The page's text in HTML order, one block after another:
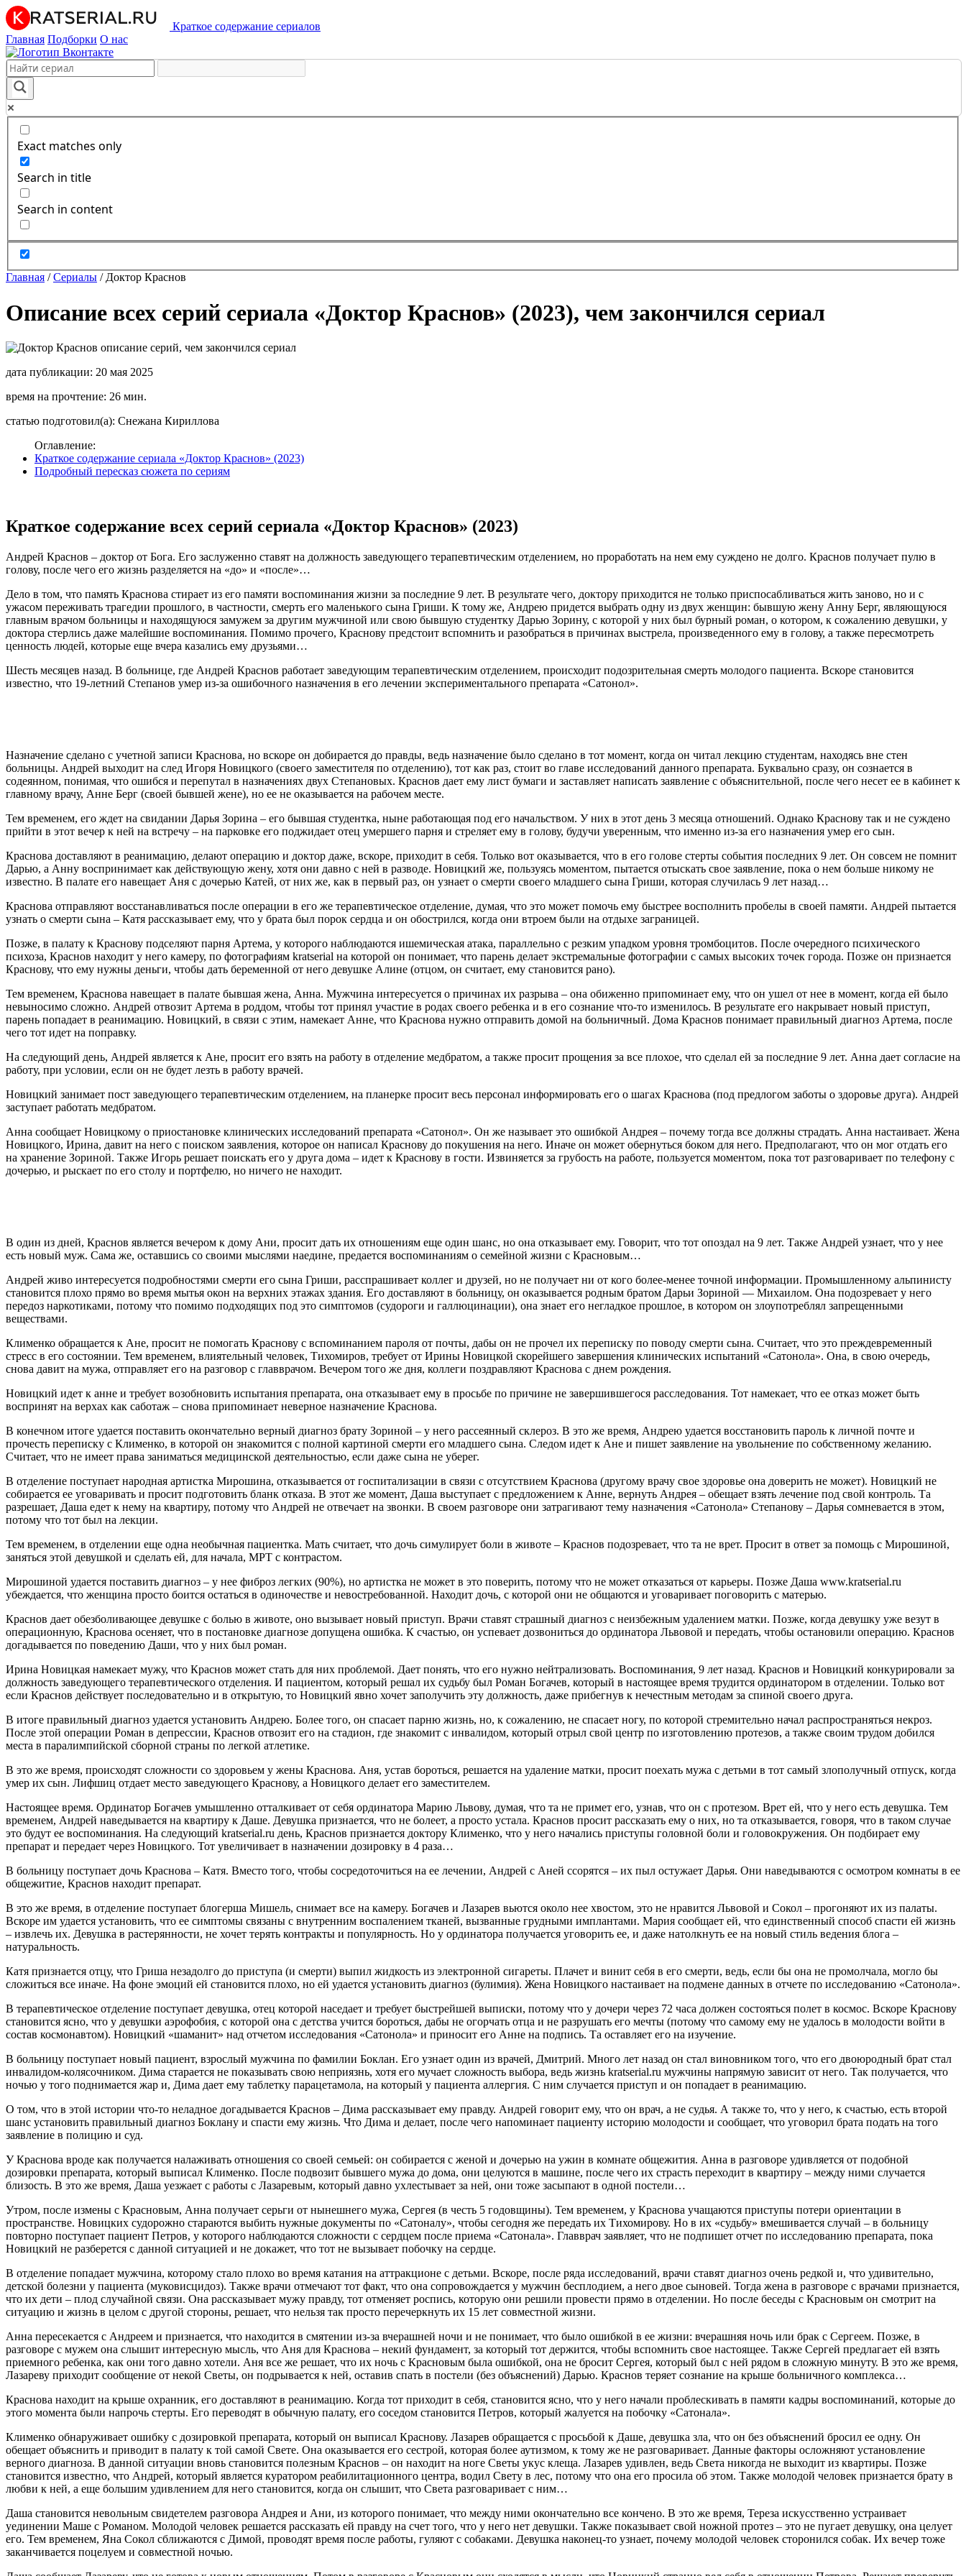
Краткое содержание сериалов
Главная Подборки О нас
Exact matches only
Search in title
Search in content
Главная /Сериалы / Доктор Краснов
Описание всех серий сериала «Доктор Краснов» (2023), чем закончился сериал
дата публикации: 20 мая 2025
время на прочтение: 26 мин.
статью подготовил(а): Снежана Кириллова
Оглавление:
Краткое содержание сериала «Доктор Краснов» (2023)
Подробный пересказ сюжета по сериям
Краткое содержание всех серий сериала «Доктор Краснов» (2023)
Андрей Краснов – доктор от Бога. Его заслуженно ставят на должность заведующего терапевтическим отделением, но проработать на нем ему суждено не долго. Краснов получает пулю в
голову, после чего его жизнь разделяется на «до» и «после»…
Дело в том, что память Краснова стирает из его памяти воспоминания жизни за последние 9 лет. В результате чего, доктору приходится не только приспосабливаться жить заново, но и с
ужасом переживать трагедии прошлого, в частности, смерть его маленького сына Гриши. К тому же, Андрею придется выбрать одну из двух женщин: бывшую жену Анну Берг, являющуюся
главным врачом больницы и находящуюся замужем за другим мужчиной или свою бывшую студентку Дарью Зорину, с которой у них был бурный роман, о котором, к сожалению девушки, у
доктора стерлись даже малейшие воспоминания. Помимо прочего, Краснову предстоит вспомнить и разобраться в причинах выстрела, произведенного ему в голову, а также пересмотреть
ценность людей, которые еще вчера казались ему друзьями…
Шесть месяцев назад. В больнице, где Андрей Краснов работает заведующим терапевтическим отделением, происходит подозрительная смерть молодого пациента. Вскоре становится
известно, что 19-летний Степанов умер из-за ошибочного назначения в его лечении экспериментального препарата «Сатонол».
Назначение сделано с учетной записи Краснова, но вскоре он добирается до правды, ведь назначение было сделано в тот момент, когда он читал лекцию студентам, находясь вне стен
больницы. Андрей выходит на след Игоря Новицкого (своего заместителя по отделению), тот как раз, стоит во главе исследований данного препарата. Буквально сразу, он сознается в
содеянном, понимая, что ошибся и перепутал в назначениях двух Степановых. Краснов дает ему лист бумаги и заставляет написать заявление с объяснительной, после чего несет ее в кабинет к
главному врачу, Анне Берг (своей бывшей жене), но ее не оказывается на рабочем месте.
Тем временем, его ждет на свидании Дарья Зорина – его бывшая студентка, ныне работающая под его начальством. У них в этот день 3 месяца отношений. Однако Краснову так и не суждено
прийти в этот вечер к ней на встречу – на парковке его поджидает отец умершего парня и стреляет ему в голову, будучи уверенным, что именно из-за его назначения умер его сын.
Краснова доставляют в реанимацию, делают операцию и доктор даже, вскоре, приходит в себя. Только вот оказывается, что в его голове стерты события последних 9 лет. Он совсем не помнит
Дарью, а Анну воспринимает как действующую жену, хотя они давно с ней в разводе. Новицкий же, пользуясь моментом, пытается отыскать свое заявление, пока о нем больше никому не
известно. В палате его навещает Аня с дочерью Катей, от них же, как в первый раз, он узнает о смерти своего младшего сына Гриши, которая случилась 9 лет назад…
Краснова отправляют восстанавливаться после операции в его же терапевтическое отделение, думая, что это может помочь ему быстрее восполнить пробелы в своей памяти. Андрей пытается
узнать о смерти сына – Катя рассказывает ему, что у брата был порок сердца и он обострился, когда они втроем были на отдыхе заграницей.
Позже, в палату к Краснову подселяют парня Артема, у которого наблюдаются ишемическая атака, параллельно с резким упадком уровня тромбоцитов. После очередного психического
психоза, Краснов находит у него камеру, по фотографиям kratserial на которой он понимает, что парень делает экстремальные фотографии с самых высоких точек города. Позже он признается
Краснову, что ему нужны деньги, чтобы дать беременной от него девушке Алине (отцом, он считает, ему становится рано).
Тем временем, Краснова навещает в палате бывшая жена, Анна. Мужчина интересуется о причинах их разрыва – она обиженно припоминает ему, что он ушел от нее в момент, когда ей было
невыносимо сложно. Андрей отвозит Артема в роддом, чтобы тот принял участие в родах своего ребенка и в его сознание что-то изменилось. В результате его накрывает новый приступ,
парень попадает в реанимацию. Новицкий, в связи с этим, намекает Анне, что Краснова нужно отправить домой на больничный. Дома Краснов понимает правильный диагноз Артема, после
чего тот идет на поправку.
На следующий день, Андрей является к Ане, просит его взять на работу в отделение медбратом, а также просит прощения за все плохое, что сделал ей за последние 9 лет. Анна дает согласие на
работу, при условии, если он не будет лезть в работу врачей.
Новицкий занимает пост заведующего терапевтическим отделением, на планерке просит весь персонал информировать его о шагах Краснова (под предлогом заботы о здоровье друга). Андрей
заступает работать медбратом.
Анна сообщает Новицкому о приостановке клинических исследований препарата «Сатонол». Он же называет это ошибкой Андрея – почему тогда все должны страдать. Анна настаивает. Жена
Новицкого, Ирина, давит на него с поиском заявления, которое он написал Краснову до покушения на него. Иначе он может обернуться боком для него. Предполагают, что он мог отдать его
на хранение Зориной. Также Игорь решает поискать его у друга дома – идет к Краснову в гости. Извиняется за грубость на работе, пользуется моментом, пока тот разговаривает по телефону с
дочерью, и рыскает по его столу и портфелю, но ничего не находит.
В один из дней, Краснов является вечером к дому Ани, просит дать их отношениям еще один шанс, но она отказывает ему. Говорит, что тот опоздал на 9 лет. Также Андрей узнает, что у нее
есть новый муж. Сама же, оставшись со своими мыслями наедине, предается воспоминаниям о семейной жизни с Красновым…
Андрей живо интересуется подробностями смерти его сына Гриши, расспрашивает коллег и друзей, но не получает ни от кого более-менее точной информации. Промышленному альпинисту
становится плохо прямо во время мытья окон на верхних этажах здания. Его доставляют в больницу, он оказывается родным братом Дарьи Зориной — Михаилом. Она подозревает у него
передоз наркотиками, потому что помимо подходящих под это симптомов (судороги и галлюцинации), она знает его негладкое прошлое, в котором он злоупотреблял запрещенными
веществами.
Клименко обращается к Ане, просит не помогать Краснову с вспоминанием пароля от почты, дабы он не прочел их переписку по поводу смерти сына. Считает, что это преждевременный
стресс в его состоянии. Тем временем, влиятельный человек, Тихомиров, требует от Ирины Новицкой скорейшего завершения клинических испытаний «Сатонола». Она, в свою очередь,
снова давит на мужа, отправляет его на разговор с главврачом. Вечером того же дня, коллеги поздравляют Краснова с днем рождения.
Новицкий идет к анне и требует возобновить испытания препарата, она отказывает ему в просьбе по причине не завершившегося расследования. Тот намекает, что ее отказ может быть
воспринят на верхах как саботаж – снова припоминает неверное назначение Краснова.
В конечном итоге удается поставить окончательно верный диагноз брату Зориной – у него рассеянный склероз. В это же время, Андрею удается восстановить пароль к личной почте и
прочесть переписку с Клименко, в которой он знакомится с полной картиной смерти его младшего сына. Следом идет к Ане и пишет заявление на увольнение по собственному желанию.
Считает, что не имеет права заниматься медицинской деятельностью, если даже сына не уберег.
В отделение поступает народная артистка Мирошина, отказывается от госпитализации в связи с отсутствием Краснова (другому врачу свое здоровье она доверить не может). Новицкий не
собирается ее уговаривать и просит подготовить бланк отказа. В этот же момент, Даша выступает с предложением к Анне, вернуть Андрея – обещает взять лечение под свой контроль. Та
разрешает, Даша едет к нему на квартиру, потому что Андрей не отвечает на звонки. В своем разговоре они затрагивают тему назначения «Сатонола» Степанову – Дарья сомневается в этом,
потому что тот был на лекции.
Тем временем, в отделении еще одна необычная пациентка. Мать считает, что дочь симулирует боли в животе – Краснов подозревает, что та не врет. Просит в ответ за помощь с Мирошиной,
заняться этой девушкой и сделать ей, для начала, МРТ с контрастом.
Мирошиной удается поставить диагноз – у нее фиброз легких (90%), но артистка не может в это поверить, потому что не может отказаться от карьеры. Позже Даша www.kratserial.ru
убеждается, что женщина просто боится остаться в одиночестве и невостребованной. Находит дочь, с которой они не общаются и уговаривает поговорить с матерью.
Краснов дает обезболивающее девушке с болью в животе, оно вызывает новый приступ. Врачи ставят страшный диагноз с неизбежным удалением матки. Позже, когда девушку уже везут в
операционную, Краснова осеняет, что в постановке диагнозе допущена ошибка. К счастью, он успевает дозвониться до ординатора Львовой и передать, чтобы остановили операцию. Краснов
догадывается по поведению Даши, что у них был роман.
Ирина Новицкая намекает мужу, что Краснов может стать для них проблемой. Дает понять, что его нужно нейтрализовать. Воспоминания, 9 лет назад. Краснов и Новицкий конкурировали за
должность заведующего терапевтического отделения. И пациентом, который решал их судьбу был Роман Богачев, который в настоящее время трудится ординатором в отделении. Только вот
если Краснов действует последовательно и в открытую, то Новицкий явно хочет заполучить эту должность, даже прибегнув к нечестным методам за спиной своего друга.
В итоге правильный диагноз удается установить Андрею. Более того, он спасает парню жизнь, но, к сожалению, не спасает ногу, по которой стремительно начал распространяться некроз.
После этой операции Роман в депрессии, Краснов отвозит его на стадион, где знакомит с инвалидом, который отрыл свой центр по изготовлению протезов, а также своим трудом добился
места в паралимпийской сборной страны по легкой атлетике.
В это же время, происходят сложности со здоровьем у жены Краснова. Аня, устав бороться, решается на удаление матки, просит поехать мужа с детьми в тот самый злополучный отпуск, когда
умер их сын. Лифшиц отдает место заведующего Краснову, а Новицкого делает его заместителем.
Настоящее время. Ординатор Богачев умышленно отталкивает от себя ординатора Марию Львову, думая, что та не примет его, узнав, что он с протезом. Врет ей, что у него есть девушка. Тем
временем, Андрей наведывается на квартиру к Даше. Девушка признается, что не болеет, а просто устала. Краснов просит рассказать ему о них, но та отказывается, говоря, что в таком случае
это будут ее воспоминания. На следующий kratserial.ru день, Краснов признается доктору Клименко, что у него начались приступы головной боли и головокружения. Он подбирает ему
препарат и передает через Новицкого. Тот увеличивает в назначении дозировку в 4 раза…
В больницу поступает дочь Краснова – Катя. Вместо того, чтобы сосредоточиться на ее лечении, Андрей с Аней ссорятся – их пыл остужает Дарья. Они наведываются с осмотром комнаты в ее
общежитие, Краснов находит препарат.
В это же время, в отделение поступает блогерша Мишель, снимает все на камеру. Богачев и Лазарев вьются около нее хвостом, это не нравится Львовой и Сокол – прогоняют их из палаты.
Вскоре им удается установить, что ее симптомы связаны с внутренним воспалением тканей, вызванные грудными имплантами. Мария сообщает ей, что единственный способ спасти ей жизнь
– извлечь их. Девушка в растерянности, не хочет терять контракты и популярность. Но у ординатора получается уговорить ее, и даже натолкнуть ее на новый стиль ведения блога –
натуральность.
Катя признается отцу, что Гриша незадолго до приступа (и смерти) выпил жидкость из электронной сигареты. Плачет и винит себя в его смерти, ведь, если бы она не промолчала, могло бы
сложиться все иначе. На фоне эмоций ей становится плохо, но ей удается установить диагноз (булимия). Жена Новицкого настаивает на подмене данных в отчете по исследованию «Сатонола».
В терапевтическое отделение поступает девушка, отец которой наседает и требует быстрейшей выписки, потому что у дочери через 72 часа должен состояться полет в космос. Вскоре Краснову
становится ясно, что у девушки аэрофобия, с которой она с детства учится бороться, дабы не огорчать отца и не разрушать его мечты (потому что самому ему не удалось в молодости войти в
состав космонавтом). Новицкий «шаманит» над отчетом исследования «Сатонола» и приносит его Анне на подпись. Та оставляет его на изучение.
В больницу поступает новый пациент, взрослый мужчина по фамилии Боклан. Его узнает один из врачей, Дмитрий. Много лет назад он стал виновником того, что его двоюродный брат стал
инвалидом-колясочником. Дима старается не показывать свою неприязнь, хотя его мучает сложность выбора, ведь жизнь kratserial.ru мужчины напрямую зависит от него. Так получается, что
ночью у того поднимается жар и, Дима дает ему таблетку парацетамола, на который у пациента аллергия. С ним случается приступ и он попадает в реанимацию.
О том, что в этой истории что-то неладное догадывается Краснов – Дима рассказывает ему правду. Андрей говорит ему, что он врач, а не судья. А также то, что у него, к счастью, есть второй
шанс установить правильный диагноз Боклану и спасти ему жизнь. Что Дима и делает, после чего напоминает пациенту историю молодости и сообщает, что уговорил брата подать на того
заявление в полицию и суд.
У Краснова вроде как получается налаживать отношения со своей семьей: он собирается с женой и дочерью на ужин в комнате общежития. Анна в разговоре удивляется от подобной
дозировки препарата, который выписал Клименко. После подвозит бывшего мужа до дома, они целуются в машине, после чего их страсть переходит в квартиру – между ними случается
близость. В это же время, Даша уезжает с работы с Лазаревым, который давно ухлестывает за ней, они тоже засыпают в одной постели…
Утром, после измены с Красновым, Анна получает серьги от нынешнего мужа, Сергея (в честь 5 годовщины). Тем временем, у Краснова учащаются приступы потери ориентации в
пространстве. Новицких судорожно стараются выбить нужные документы по «Сатоналу», чтобы сегодня же передать их Тихомирову. Но в их «судьбу» вмешивается случай – в больницу
повторно поступает пациент Петров, у которого наблюдаются сложности с сердцем после приема «Сатонала». Главврач заявляет, что не подпишет отчет по исследованию препарата, пока
Новицкий не разберется с данной ситуацией и не докажет, что тот не вызывает побочку на сердце.
В отделение попадает мужчина, которому стало плохо во время катания на аттракционе с детьми. Вскоре, после ряда исследований, врачи ставят диагноз очень редкой и, что удивительно,
детской болезни у пациента (муковисцидоз). Также врачи отмечают тот факт, что она сопровождается у мужчин бесплодием, а него двое сыновей. Тогда жена в разговоре с врачами признается,
что их дети – плод случайной связи. Она рассказывает мужу правду, тот отменяет роспись, которую они решили провести прямо в отделении. Но после беседы с Красновым он смотрит на
ситуацию и жизнь в целом с другой стороны, решает, что нельзя так просто перечеркнуть их 15 лет совместной жизни.
Анна пересекается с Андреем и признается, что находится в смятении из-за вчерашней ночи и не понимает, что было ошибкой в ее жизни: вчерашняя ночь или брак с Сергеем. Позже, в
разговоре с мужем она слышит интересную мысль, что Аня для Краснова – некий фундамент, за который тот держится, чтобы вспомнить свое настоящее. Также Сергей предлагает ей взять
приемного ребенка, как они того давно хотели. Аня все же решает, что их ночь с Красновым была ошибкой, она не бросит Сергея, который был с ней рядом в сложную минуту. В это же время,
Лазареву приходит сообщение от некой Светы, он подрывается к ней, оставив спать в постели (без объяснений) Дарью. Краснов теряет сознание на крыше больничного комплекса…
Краснова находит на крыше охранник, его доставляют в реанимацию. Когда тот приходит в себя, становится ясно, что у него начали проблескивать в памяти кадры воспоминаний, которые до
этого момента были напрочь стерты. Его переводят в обычную палату, его соседом становится Петров, который жалуется на побочку «Сатонала».
Клименко обнаруживает ошибку с дозировкой препарата, который он выписал Краснову. Лазарев обращается с просьбой к Даше, девушка зла, что он без объяснений бросил ее одну. Он
обещает объяснить и приводит в палату к той самой Свете. Она оказывается его сестрой, которая более аутизмом, к тому же не разговаривает. Данные факторы осложняют установление
верного диагноза. В данной ситуации вновь становится полезным Краснов – он находит на ноге Светы укус клеща. Лазарев удивлен, ведь Света никогда не выходит из квартиры. Позже
становится известно, что Андрей, который является куратором реабилитационного центра, водил Свету в лес, потому что она его просила об этом. Также молодой человек признается брату в
любви к ней, а еще большим удивлением для него становится, когда он слышит, что Света разговаривает с ним…
Даша становится невольным свидетелем разговора Андрея и Ани, из которого понимает, что между ними окончательно все кончено. В это же время, Тереза искусственно устраивает
уединении Маше с Романом. Молодой человек решается рассказать ей правду на счет того, что у него нет девушки. Также показывает свой ножной протез – это не пугает девушку, она целует
его. Тем временем, Яна Сокол сближаются с Димой, проводят время после работы, гуляют с собаками. Девушка наконец-то узнает, почему молодой человек сторонился собак. Их вечер тоже
заканчивается поцелуем и совместной ночью.